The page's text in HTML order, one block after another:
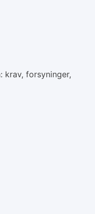
krav, forsyninger,